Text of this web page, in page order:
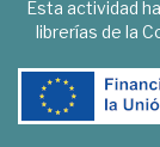
Esta actividad
librerías de la